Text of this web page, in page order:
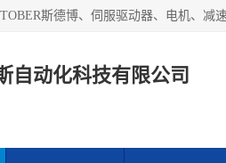
自动化科技有限公司